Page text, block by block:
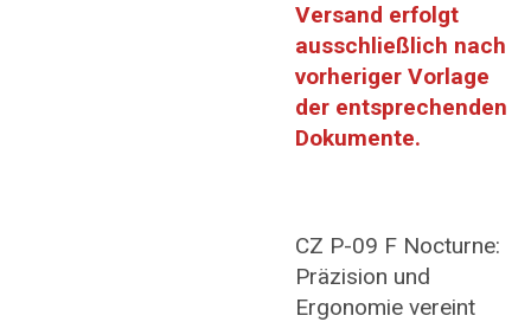
Versand erfolgt
ausschließlich nach
vorheriger Vorlage
der entsprechenden
Dokumente.
CZ P-09 F Nocturne:
Präzision und
Ergonomie vereint